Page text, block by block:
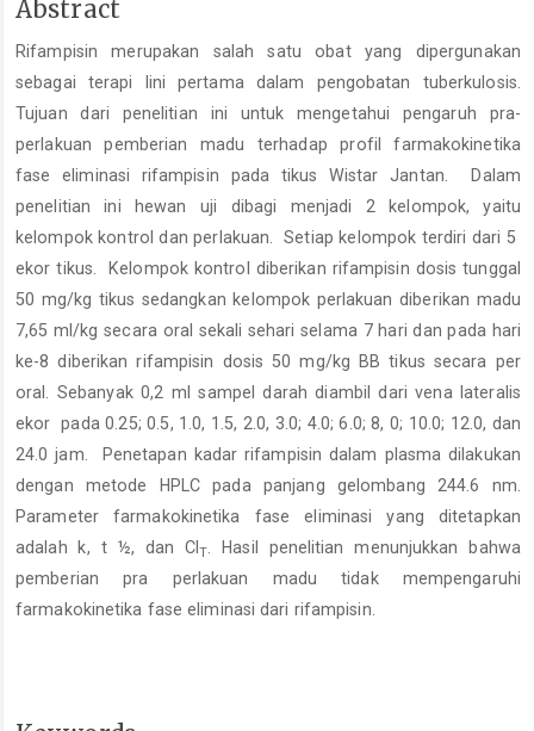
Main
Content
Abstract
Rifampisin merupakan salah satu obat yang dipergunakan
sebagai terapi lini pertama dalam pengobatan tuberkulosis.
Tujuan dari penelitian ini untuk mengetahui pengaruh pra-
perlakuan pemberian madu terhadap profil farmakokinetika
fase eliminasi rifampisin pada tikus Wistar Jantan. Dalam
penelitian ini hewan uji dibagi menjadi 2 kelompok, yaitu
kelompok kontrol dan perlakuan. Setiap kelompok terdiri dari 5
ekor tikus. Kelompok kontrol diberikan rifampisin dosis tunggal
50 mg/kg tikus sedangkan kelompok perlakuan diberikan madu
7,65 ml/kg secara oral sekali sehari selama 7 hari dan pada hari
ke-8 diberikan rifampisin dosis 50 mg/kg BB tikus secara per
oral. Sebanyak 0,2 ml sampel darah diambil dari vena lateralis
ekor pada 0.25; 0.5, 1.0, 1.5, 2.0, 3.0; 4.0; 6.0; 8, 0; 10.0; 12.0, dan
24.0 jam. Penetapan kadar rifampisin dalam plasma dilakukan
dengan metode HPLC pada panjang gelombang 244.6 nm.
Parameter farmakokinetika fase eliminasi yang ditetapkan
adalah k, t ½, dan ClT. Hasil penelitian menunjukkan bahwa
pemberian pra perlakuan madu tidak mempengaruhi
farmakokinetika fase eliminasi dari rifampisin.